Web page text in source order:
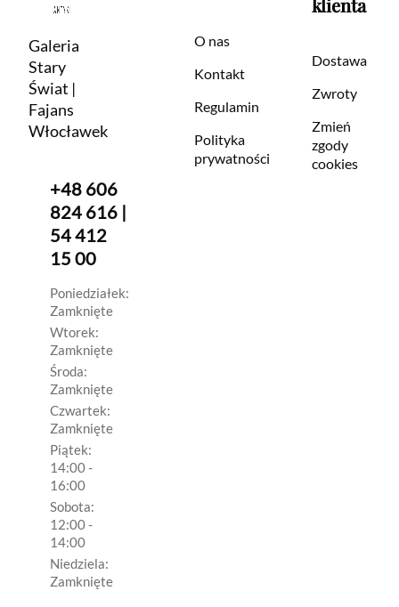
Galeria
Stary
Świat |
Fajans
Włocławek
+48 606
824 616 |
54 412
15 00
Poniedziałek:
Zamknięte
Wtorek:
Zamknięte
Środa:
Zamknięte
Czwartek:
Zamknięte
Piątek:
14:00 -
16:00
Sobota:
12:00 -
14:00
Niedziela:
Zamknięte
O nas
Kontakt
Regulamin
Polityka
prywatności
klienta
Dostawa
Zwroty
Zmień
zgody
cookies